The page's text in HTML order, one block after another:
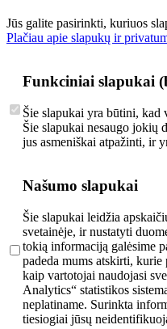
Jūs galite pasirinkti, kuriuos
Plačiau apie slapukų ir
Funkciniai slapukai
Šie slapukai yra būtini, kad
Šie slapukai nesaugo jokių
jus asmeniškai atpažinti, ir
Našumo slapukai
Šie slapukai leidžia
svetainėje, ir nustatyti
tokią informaciją galėsime
padeda mums atskirti,
kaip vartotojai naudojasi
Analytics“ statistikos
neplatiname. Surinkta
tiesiogiai jūsų